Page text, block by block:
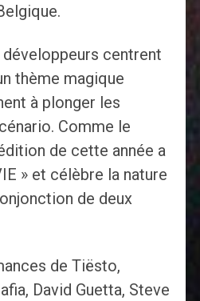
développeurs centrent
thème magique
à plonger les
Comme le
de cette année a
» et célèbre la nature
de deux
de Tiësto,
David Guetta, Steve